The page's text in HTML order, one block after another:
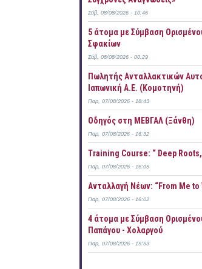
Σάβ, 08/08/2026 - 10:46
5 άτομα με Σύμβαση
Σφακίων
Σάβ, 08/08/2026 - 00:29
Πωλητής Ανταλλακτικών
Ιαπωνική Α.Ε. (Κομοτηνή)
Παρ, 07/08/2026 - 18:43
Οδηγός στη ΜΕΒΓΑΛ (Ξάνθη)
Παρ, 07/08/2026 - 16:32
Training Course: “ Deep
Παρ, 07/08/2026 - 16:05
Ανταλλαγή Νέων: “From Me to
Παρ, 07/08/2026 - 16:02
4 άτομα με Σύμβαση
Παπάγου - Χολαργού
Παρ, 07/08/2026 - 15:53